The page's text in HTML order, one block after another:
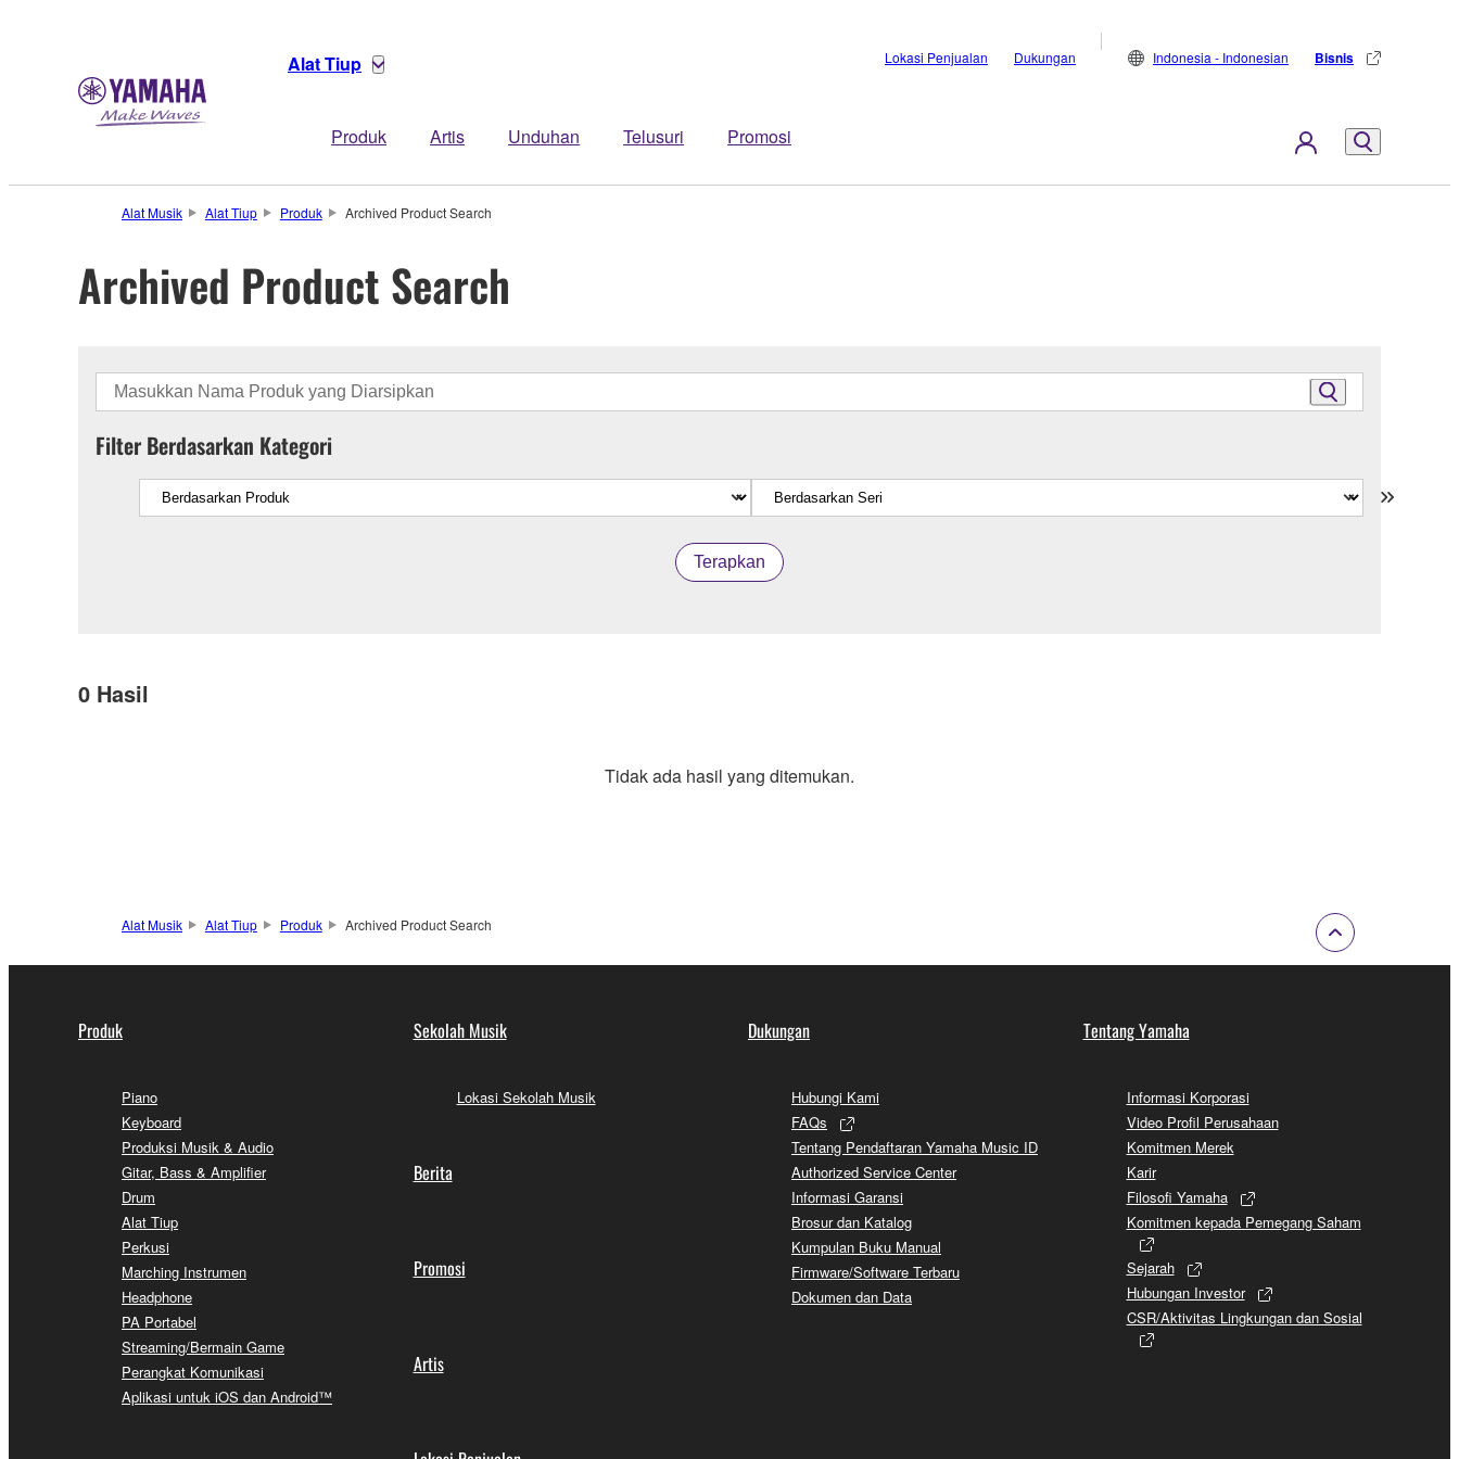
Alat Tiup
Produk Artis Unduhan Telusuri Promosi
Lokasi Penjualan Dukungan Indonesia - Indonesian Bisnis
Alat Musik Alat Tiup Produk Archived Product Search
Archived Product Search
Filter Berdasarkan Kategori
Terapkan
0 Hasil
Tidak ada hasil yang ditemukan.
Alat Musik Alat Tiup Produk Archived Product Search
Produk
Piano
Keyboard
Produksi Musik & Audio
Gitar, Bass & Amplifier
Drum
Alat Tiup
Perkusi
Marching Instrumen
Headphone
PA Portabel
Streaming/Bermain Game
Perangkat Komunikasi
Aplikasi untuk iOS dan Android™
Sekolah Musik
Lokasi Sekolah Musik
Berita
Promosi
Artis
Dukungan
Hubungi Kami
FAQs
Tentang Pendaftaran Yamaha Music ID
Authorized Service Center
Informasi Garansi
Brosur dan Katalog
Kumpulan Buku Manual
Firmware/Software Terbaru
Dokumen dan Data
Tentang Yamaha
Informasi Korporasi
Video Profil Perusahaan
Komitmen Merek
Karir
Filosofi Yamaha
Komitmen kepada Pemegang Saham
Sejarah
Hubungan Investor
CSR/Aktivitas Lingkungan dan Sosial